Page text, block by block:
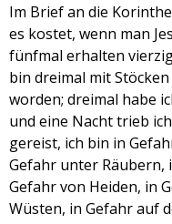
Apple Podcasts
RSS FEED
TEILEN
LINK
EMBED
Im Brief an die
es kostet, wenn man
fünfmal erhalten
bin dreimal mit
worden; dreimal habe
und eine Nacht trieb
gereist, ich bin in
Gefahr unter Räubern,
Gefahr von Heiden, in
Wüsten, in Gefahr auf